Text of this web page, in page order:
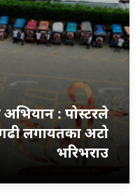
अभियान : पोस्टरले
लगायतका अटो
भरिभराउ